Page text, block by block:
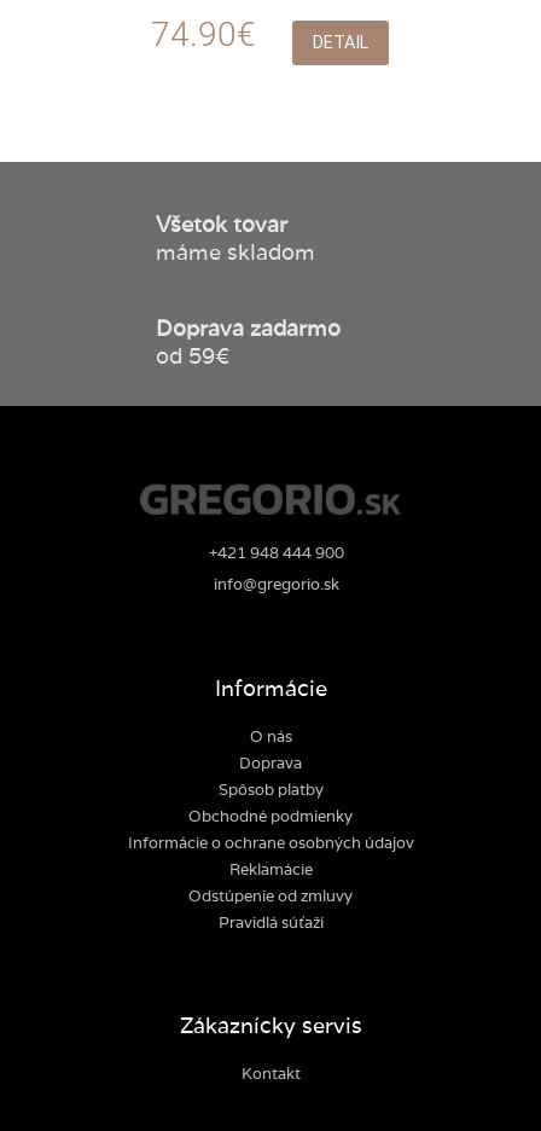
74.90€ DETAIL
Všetok tovar
máme skladom
Doprava zadarmo
od 59€
+421 948 444 900
info@gregorio.sk
Informácie
O nás
Doprava
Spôsob platby
Obchodné podmienky
Informácie o ochrane osobných údajov
Reklamácie
Odstúpenie od zmluvy
Pravidlá súťaží
Zákaznícky servis
Kontakt